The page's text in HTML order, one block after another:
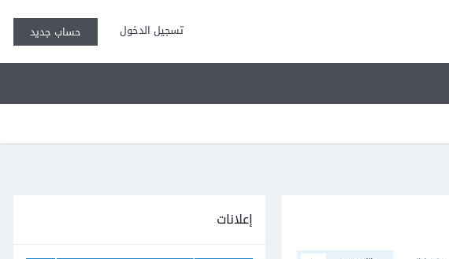
تسجيل الدخول حساب جديد
إعلانات